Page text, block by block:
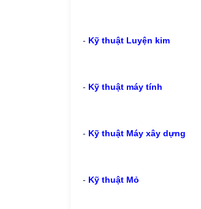
- Kỹ thuật Luyện kim
- Kỹ thuật máy tính
- Kỹ thuật Máy xây dựng
- Kỹ thuật Mỏ